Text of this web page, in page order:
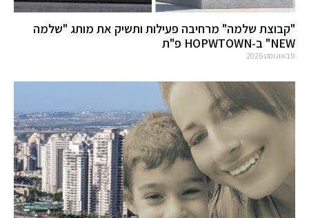
"קבוצת שלמה" מרחיבה פעילות ותשיק את מותג "שלמה
NEW" ב-HOPWTOWN פ"ת
9 באוגוסט 2026